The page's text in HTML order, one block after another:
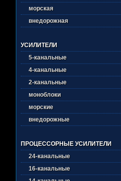
морская
внедорожная
УСИЛИТЕЛИ
5-канальные
4-канальные
2-канальные
моноблоки
морские
внедорожные
ПРОЦЕССОРНЫЕ УСИЛИТЕЛИ
24-канальные
16-канальные